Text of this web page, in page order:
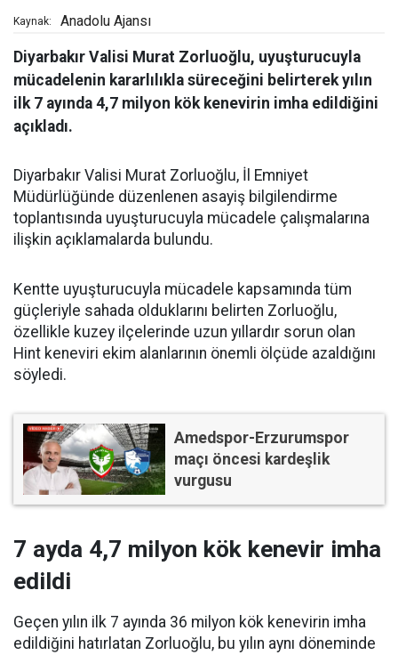
Kaynak: Anadolu Ajansı
Diyarbakır Valisi Murat Zorluoğlu, uyuşturucuyla
mücadelenin kararlılıkla süreceğini belirterek yılın
ilk 7 ayında 4,7 milyon kök kenevirin imha edildiğini
açıkladı.
Diyarbakır Valisi Murat Zorluoğlu, İl Emniyet
Müdürlüğünde düzenlenen asayiş bilgilendirme
toplantısında uyuşturucuyla mücadele çalışmalarına
ilişkin açıklamalarda bulundu.
Kentte uyuşturucuyla mücadele kapsamında tüm
güçleriyle sahada olduklarını belirten Zorluoğlu,
özellikle kuzey ilçelerinde uzun yıllardır sorun olan
Hint keneviri ekim alanlarının önemli ölçüde azaldığını
söyledi.
Amedspor-Erzurumspor
maçı öncesi kardeşlik
vurgusu
7 ayda 4,7 milyon kök kenevir imha
edildi
Geçen yılın ilk 7 ayında 36 milyon kök kenevirin imha
edildiğini hatırlatan Zorluoğlu, bu yılın aynı döneminde